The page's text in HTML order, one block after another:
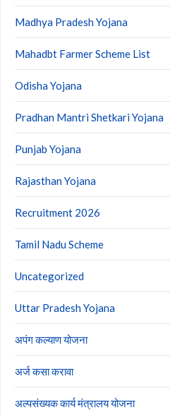
Madhya Pradesh Yojana
Mahadbt Farmer Scheme List
Odisha Yojana
Pradhan Mantri Shetkari Yojana
Punjab Yojana
Rajasthan Yojana
Recruitment 2026
Tamil Nadu Scheme
Uncategorized
Uttar Pradesh Yojana
अपंग कल्याण योजना
अर्ज कसा करावा
अल्पसंख्यक कार्य मंत्रालय योजना